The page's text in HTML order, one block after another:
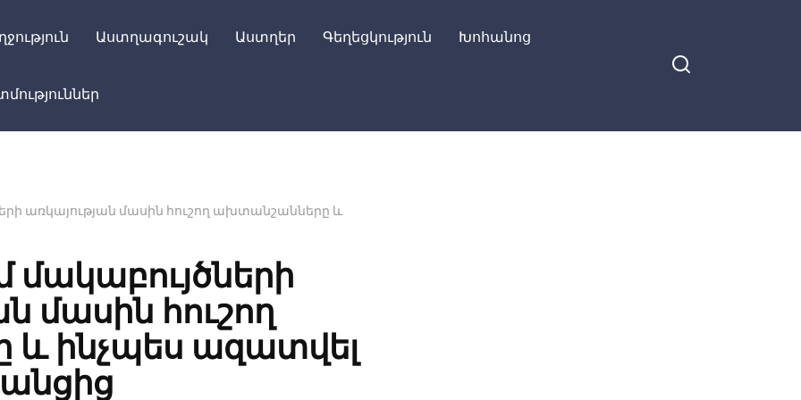
Աստղագուշակ Աստղեր Գեղեցկություն Խոհանոց
առկայության մասին հուշող ախտանշանները և
մակաբույծների
մասին հուշող
ինչպես ազատվել